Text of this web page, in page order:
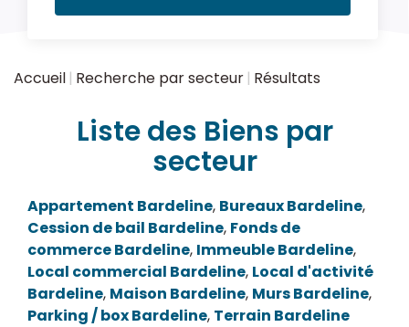
Accueil Recherche par secteur Résultats
Liste des Biens par
secteur
Appartement Bardeline, Bureaux Bardeline,
Cession de bail Bardeline, Fonds de
commerce Bardeline, Immeuble Bardeline,
Local commercial Bardeline, Local d'activité
Bardeline, Maison Bardeline, Murs Bardeline,
Parking / box Bardeline, Terrain Bardeline